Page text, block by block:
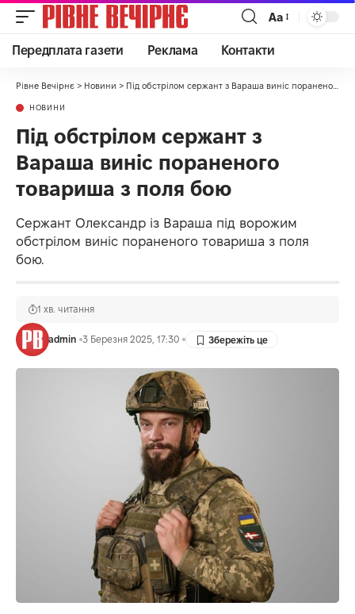
Аа
Передплата газети Реклама Контакти
Рівне Вечірнє > Новини > Під обстрілом сержант з Вараша виніс пораненого товариша з поля бою
НОВИНИ
Під обстрілом сержант з
Вараша виніс пораненого
товариша з поля бою
Сержант Олександр із Вараша під ворожим
обстрілом виніс пораненого товариша з поля
бою.
admin 3 Березня 2025, 17:30
1 хв. читання